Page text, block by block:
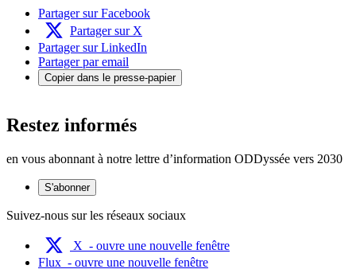
Partager sur Facebook
Partager sur X
Partager sur LinkedIn
Partager par email
Copier dans le presse-papier
Restez informés
en vous abonnant à notre lettre d’information ODDyssée vers 2030
S'abonner
Suivez-nous sur les réseaux sociaux
X - ouvre une nouvelle fenêtre
Flux - ouvre une nouvelle fenêtre